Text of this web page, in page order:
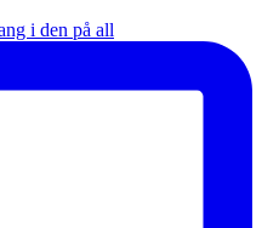
i den på all